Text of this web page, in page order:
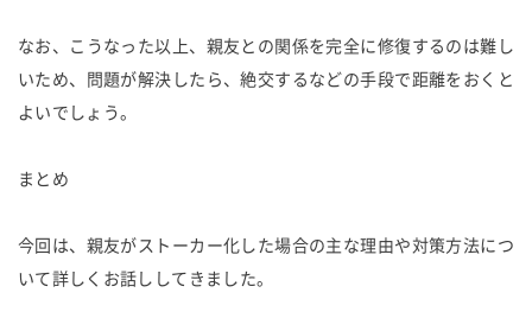
なお、こうなった以上、親友との関係を完全に修復するのは難し
いため、問題が解決したら、絶交するなどの手段で距離をおくと
よいでしょう。
まとめ
今回は、親友がストーカー化した場合の主な理由や対策方法につ
いて詳しくお話ししてきました。